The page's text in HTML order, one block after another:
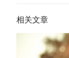
相关文章